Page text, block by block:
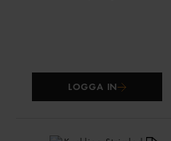
LOGGA IN